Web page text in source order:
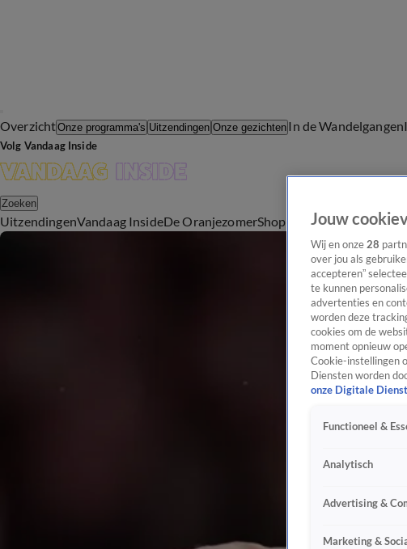
OverzichtOnze programma's Uitzendingen Onze gezichten In de Wandelgangen
Volg Vandaag Inside
Zoeken
UitzendingenVandaag InsideDe OranjezomerShop Uitzending bijwonen
Jouw
Wij en onze 28
over jou als
accepteren”
te kunnen
advertenties en
worden deze
cookies om de
moment opnieuw
Cookie-instellingen
Diensten worden
onze Digitale
Functioneel &
Analytisch
Advertising &
Marketing &